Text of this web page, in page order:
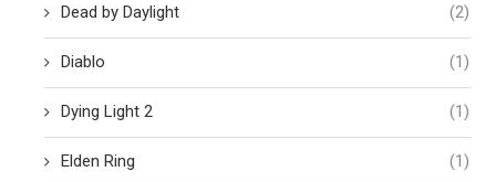
Dead by Daylight (2)
Diablo (1)
Dying Light 2 (1)
Elden Ring (1)